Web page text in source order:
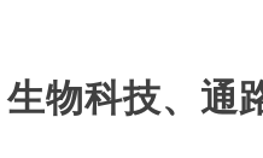
物科技、通